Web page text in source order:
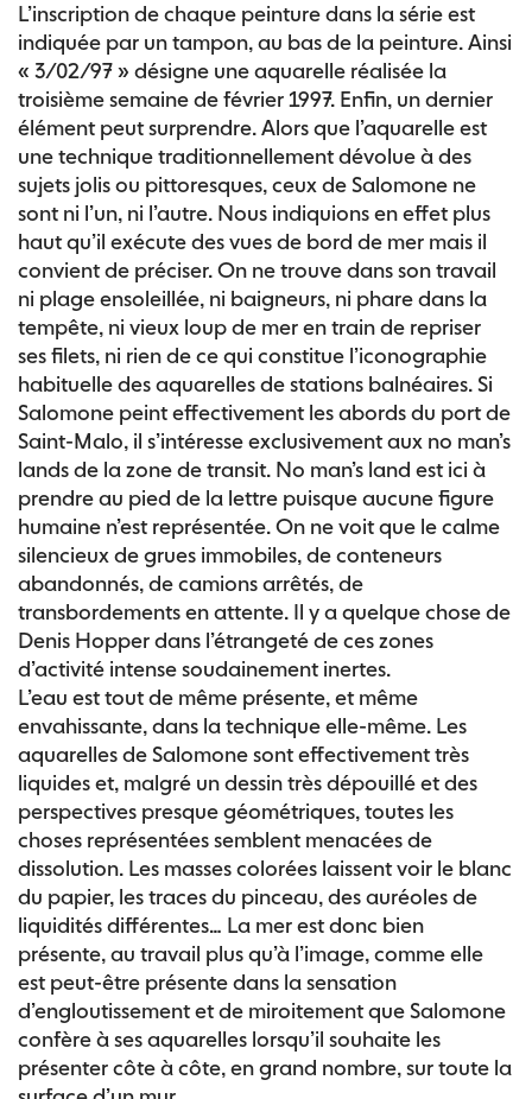
L’inscription de chaque peinture dans la série est
indiquée par un tampon, au bas de la peinture. Ainsi
« 3/02/97 » désigne une aquarelle réalisée la
troisième semaine de février 1997. Enfin, un dernier
élément peut surprendre. Alors que l’aquarelle est
une technique traditionnellement dévolue à des
sujets jolis ou pittoresques, ceux de Salomone ne
sont ni l’un, ni l’autre. Nous indiquions en effet plus
haut qu’il exécute des vues de bord de mer mais il
convient de préciser. On ne trouve dans son travail
ni plage ensoleillée, ni baigneurs, ni phare dans la
tempête, ni vieux loup de mer en train de repriser
ses filets, ni rien de ce qui constitue l’iconographie
habituelle des aquarelles de stations balnéaires. Si
Salomone peint effectivement les abords du port de
Saint-Malo, il s’intéresse exclusivement aux no man’s
lands de la zone de transit. No man’s land est ici à
prendre au pied de la lettre puisque aucune figure
humaine n’est représentée. On ne voit que le calme
silencieux de grues immobiles, de conteneurs
abandonnés, de camions arrêtés, de
transbordements en attente. Il y a quelque chose de
Denis Hopper dans l’étrangeté de ces zones
d’activité intense soudainement inertes.
L’eau est tout de même présente, et même
envahissante, dans la technique elle-même. Les
aquarelles de Salomone sont effectivement très
liquides et, malgré un dessin très dépouillé et des
perspectives presque géométriques, toutes les
choses représentées semblent menacées de
dissolution. Les masses colorées laissent voir le blanc
du papier, les traces du pinceau, des auréoles de
liquidités différentes… La mer est donc bien
présente, au travail plus qu’à l’image, comme elle
est peut-être présente dans la sensation
d’engloutissement et de miroitement que Salomone
confère à ses aquarelles lorsqu’il souhaite les
présenter côte à côte, en grand nombre, sur toute la